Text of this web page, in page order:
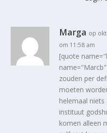
Marga op
om 11:58 am
[quote
zouden per
moeten
helemaal niets
instituut
komen alleen